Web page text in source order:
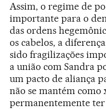
Assim, o regime de
importante para o
das ordens
os cabelos, a
sido fragilizações
a união com Sandra
um pacto de aliança
não se mantém como
permanentemente